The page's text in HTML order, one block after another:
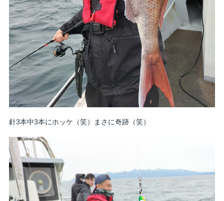
針3本中3本にホッケ（笑）まさに奇跡（笑）